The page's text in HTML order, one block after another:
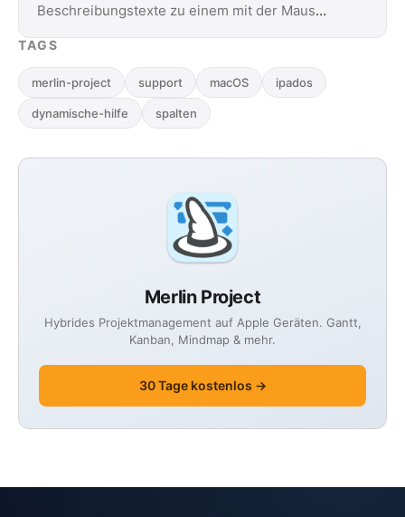
Merlin Project
Hybrides Projektmanagement auf Apple Geräten. Gantt,
Kanban, Mindmap & mehr.
30 Tage kostenlos →
Beschreibungstexte zu einem mit der Maus
TAGS
merlin-project support macOS ipados
dynamische-hilfe spalten